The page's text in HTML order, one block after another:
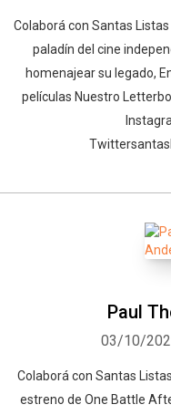
⁠⁠⁠Colaborá con Santas
paladín del cine
homenajear su legado,
películas ⁠Nuestro
Paul
03/10/
⁠⁠⁠Colaborá con Santas
estreno de One Battle